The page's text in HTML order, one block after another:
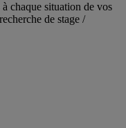
chaque situation de vos
de stage /